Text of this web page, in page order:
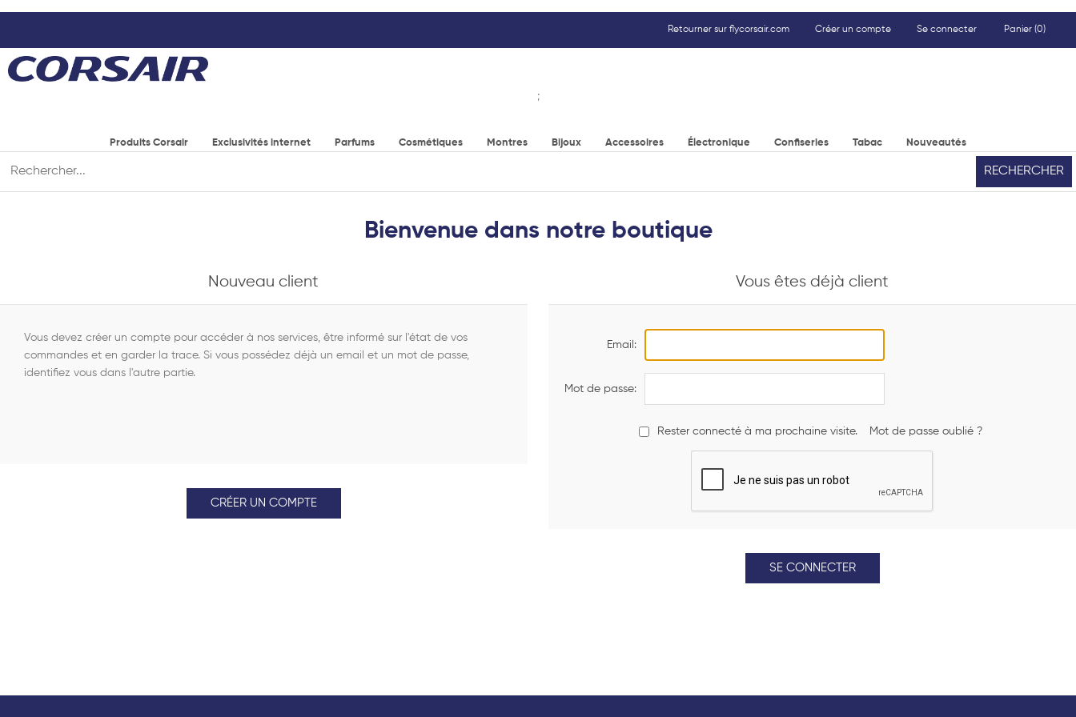
Retourner sur flycorsair.com Créer un compte Se connecter Panier (0)
;
Produits Corsair Exclusivités internet Parfums Cosmétiques Montres Bijoux Accessoires Électronique Confiseries Tabac Nouveautés
RECHERCHER
Bienvenue dans notre boutique
Nouveau client
Vous devez créer un compte pour accéder à nos services, être informé sur l'état de vos
commandes et en garder la trace. Si vous possédez déjà un email et un mot de passe,
identifiez vous dans l'autre partie.
CRÉER UN COMPTE
Vous êtes déjà client
Email:
Mot de passe:
Rester connecté à ma prochaine visite. Mot de passe oublié ?
SE CONNECTER